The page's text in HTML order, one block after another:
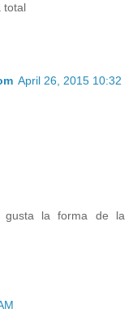
total
April 26, 2015 10:32
gusta la forma de la